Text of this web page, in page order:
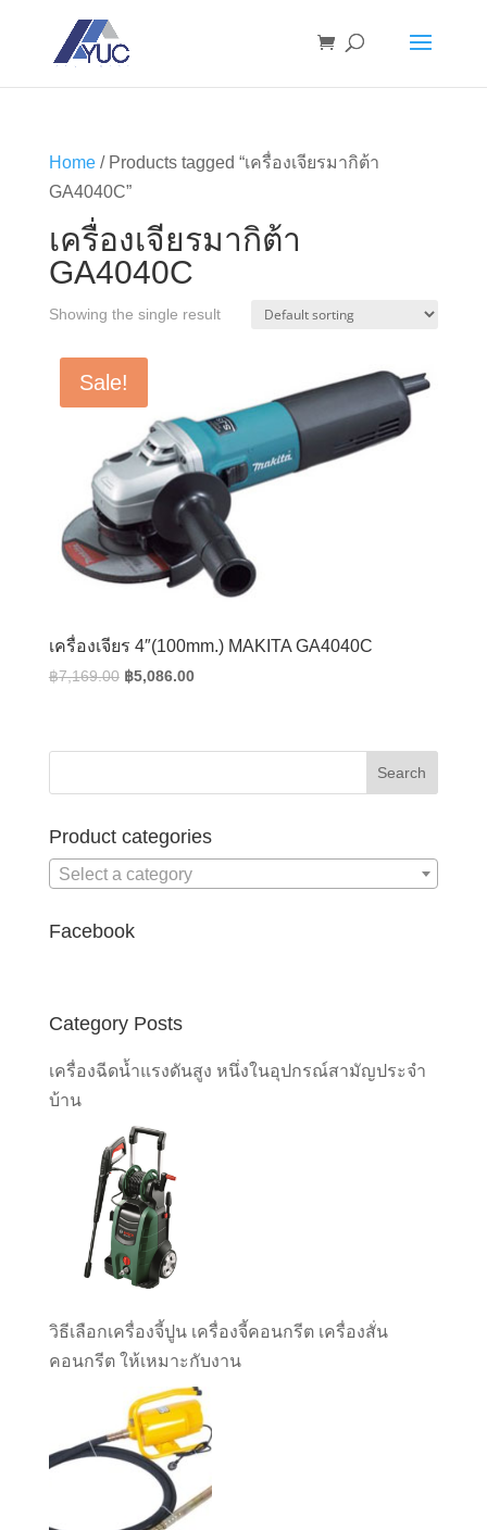
Home/ Products tagged “เครื่องเจียรมากิต้า
GA4040C”
เครื่องเจียรมากิต้า
GA4040C
Showing the single result
Sale!
เครื่องเจียร 4″(100mm.) MAKITA GA4040C
฿7,169.00 Original
฿7,169.00.
฿5,086.00Current
฿5,086.00.
Product categories
Select a category
Facebook
Category Posts
เครื่องฉีดน้ำแรงดันสูง หนึ่งในอุปกรณ์สามัญประจำ
บ้าน
วิธีเลือกเครื่องจี้ปูน เครื่องจี้คอนกรีต เครื่องสั่น
คอนกรีต ให้เหมาะกับงาน